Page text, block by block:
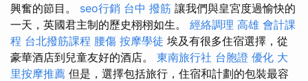
興奮的節目。 seo行銷 台中 撥筋 讓我們與皇宮度過愉快的
一天，英國君主制的歷史栩栩如生。 經絡調理 高雄 會計課
程 台北撥筋課程 腰傷 按摩學徒 埃及有很多住宿選擇，從
豪華酒店到兒童友好的酒店。 東南旅行社 台胞證 優化 大
里按摩推薦 但是，選擇包括旅行，住宿和計劃的包裝最容